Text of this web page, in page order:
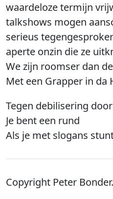
waardeloze termijn
talkshows mogen
serieus
aperte onzin die ze
We zijn roomser dan
Met een Grapper in da
Tegen debilisering
Je bent een rund
Als je met slogans
Copyright Peter Bonder.